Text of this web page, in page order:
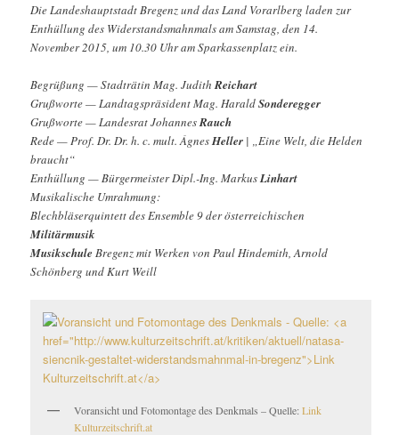
Die Landeshauptstadt Bregenz und das Land Vorarlberg laden zur
Enthüllung des Widerstandsmahnmals am Samstag, den 14.
November 2015, um 10.30 Uhr am Sparkassenplatz ein.
Begrüßung — Stadträtin Mag. JudithReichart
Grußworte — Landtagspräsident Mag. HaraldSonderegger
Grußworte — Landesrat JohannesRauch
Rede — Prof. Dr. Dr. h. c. mult. ÁgnesHeller | „Eine Welt, die Helden
braucht“
Enthüllung — Bürgermeister Dipl.-Ing. MarkusLinhart
Musikalische Umrahmung:
Blechbläserquintett des Ensemble 9 der österreichischen
Militärmusik
Musikschule Bregenz mit Werken von Paul Hindemith, Arnold
Schönberg und Kurt Weill
Voransicht und Fotomontage des Denkmals – Quelle:Link
Kulturzeitschrift.at